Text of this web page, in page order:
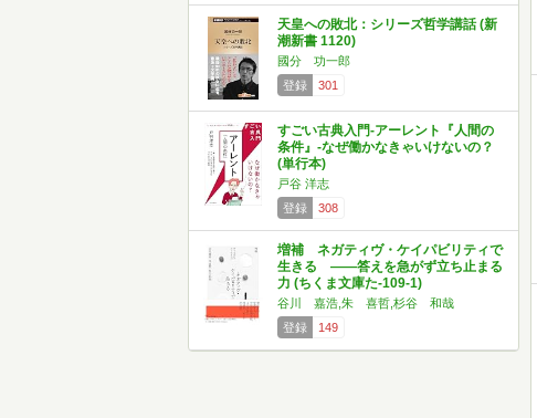
天皇への敗北：シリーズ哲学講話 (新
潮新書 1120)
國分 功一郎
登録
301
すごい古典入門-アーレント『人間の
条件』-なぜ働かなきゃいけないの？
(単行本)
戸谷 洋志
登録
308
増補 ネガティヴ・ケイパビリティで
生きる ――答えを急がず立ち止まる
力 (ちくま文庫た-109-1)
谷川 嘉浩,朱 喜哲,杉谷 和哉
登録
149